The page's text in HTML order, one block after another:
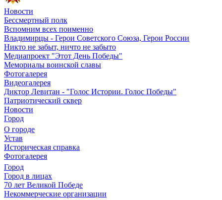
Новости
Бессмертный полк
Вспомним всех поименно
Владимирцы - Герои Советского Союза, Герои России
Никто не забыт, ничто не забыто
Медиапроект "Этот День Победы"
Мемориалы воинской славы
Фотогалерея
Видеогалерея
Диктор Левитан - "Голос Истории. Голос Победы"
Патриотический сквер
Новости
Город
О городе
Устав
Историческая справка
Фотогалерея
Город
Город в лицах
70 лет Великой Победе
Некоммерческие организации